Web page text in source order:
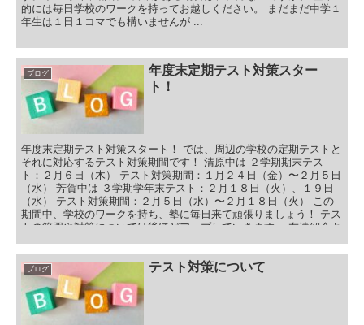
的には毎日学校のワークを持ってお越しください。 まだまだ中学１
年生は１日１コマでも構いませんが ...
ブログ
年度末定期テスト対策スター
ト！
年度末定期テスト対策スタート！ では、周辺の学校の定期テストと
それに対応するテスト対策期間です！ 清原中は ２学期期末テス
ト：２月６日（木） テスト対策期間：１月２４日（金）〜２月５日
（水） 芳賀中は ３学期学年末テスト：２月１８日（火）、１９日
（水） テスト対策期間：２月５日（水）〜２月１８日（火） この
期間中、学校のワークを持ち、塾に毎日来て頑張りましょう！ テス
トの範囲や対策については後ほどアップしていきます。 友達紹介キ
ンペーンを行いたいと思います！ 清原中は １月２４日（金）〜２
月５日（水） 芳賀中は ２月５日（水）〜２月１８日（火） 上記期
間中、塾を検討されているお友達がいましたら、無料でテスト対策
をご招待いたします。 この機会にぜひ、お友達と一緒に勉強を頑張
りましょう！ 持ち物は、５教科の学校のワークと答え（国語は教科
書も）！
ブログ テスト対策について